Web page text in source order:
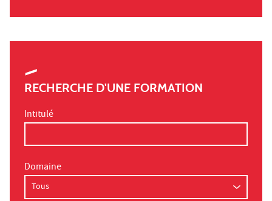
RECHERCHE D'UNE FORMATION
Intitulé
Domaine